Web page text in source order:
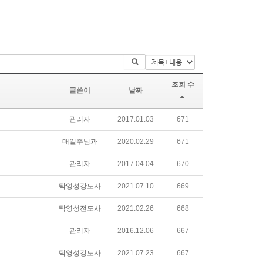
글쓴이 날짜
조회 수
관리자 2017.01.03 671
매일주님과 2020.02.29 671
관리자 2017.04.04 670
탁영성강도사 2021.07.10 669
탁영성전도사 2021.02.26 668
관리자 2016.12.06 667
탁영성강도사 2021.07.23 667